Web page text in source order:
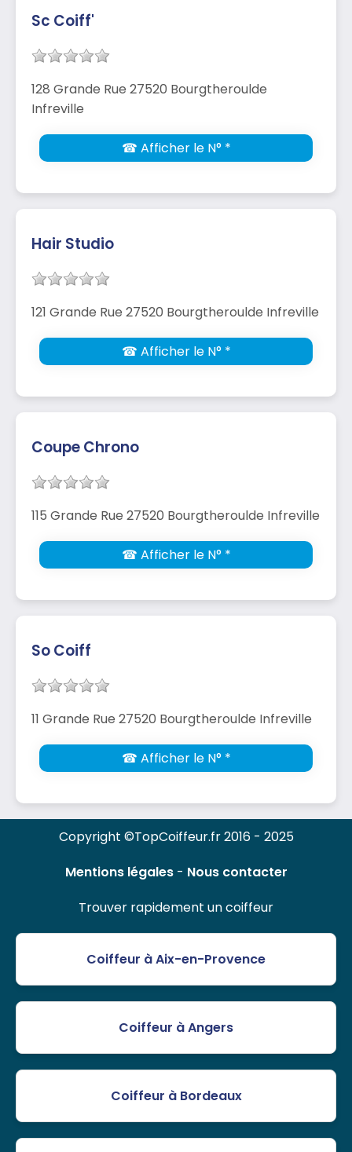
Sc Coiff'
128 Grande Rue 27520 Bourgtheroulde
Infreville
☎ Afficher le N° *
Hair Studio
121 Grande Rue 27520 Bourgtheroulde Infreville
☎ Afficher le N° *
Coupe Chrono
115 Grande Rue 27520 Bourgtheroulde Infreville
☎ Afficher le N° *
So Coiff
11 Grande Rue 27520 Bourgtheroulde Infreville
☎ Afficher le N° *
Copyright ©TopCoiffeur.fr 2016 - 2025
Mentions légales- Nous contacter
Trouver rapidement un coiffeur
Coiffeur à Aix-en-Provence
Coiffeur à Angers
Coiffeur à Bordeaux